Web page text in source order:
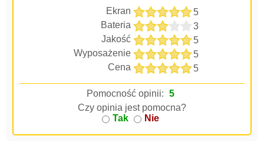
Ekran
5
Bateria
3
Jakość
5
Wyposażenie
5
Cena
5
Pomocność opinii: 5
Czy opinia jest pomocna?
Tak
Nie